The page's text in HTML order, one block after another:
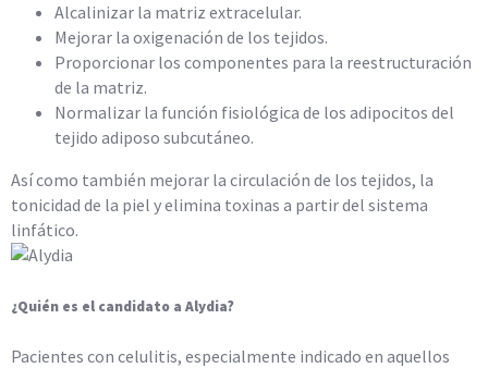
Alcalinizar la matriz extracelular.
Mejorar la oxigenación de los tejidos.
Proporcionar los componentes para la reestructuración
de la matriz.
Normalizar la función fisiológica de los adipocitos del
tejido adiposo subcutáneo.
Así como también mejorar la circulación de los tejidos, la
tonicidad de la piel y elimina toxinas a partir del sistema
linfático.
¿Quién es el candidato a Alydia?
Pacientes con celulitis, especialmente indicado en aquellos